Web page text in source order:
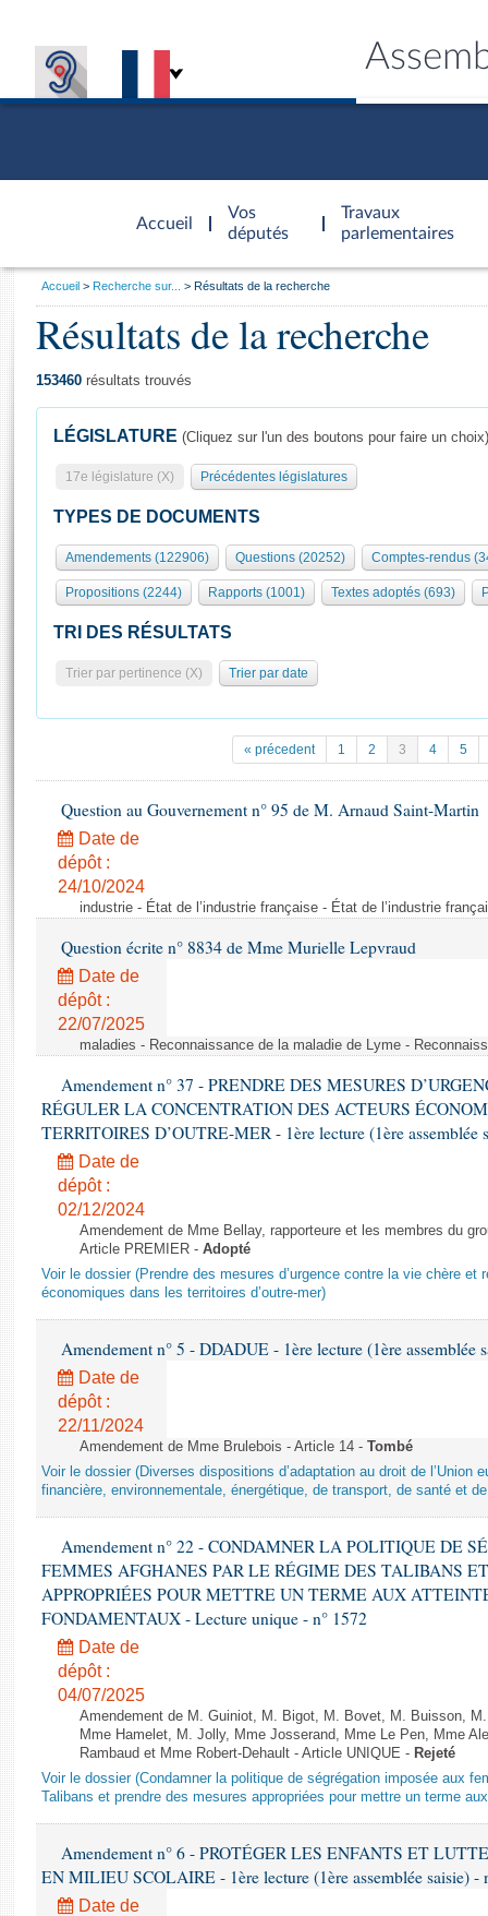
Accueil
d'accueil
Vos
députés
Travaux
parlementaires
Présidence
577 députés
Groupes politiques
Séance publique
Commissions et autres organes
Europe et International
Pétitions
Projets de loi
Propositions de loi
Amendements
Textes adoptés
Rapports d'information
Rapports d'enquête
Rapports législatifs
Dossiers législatifs
Budget et sécurité sociale
Questions écrites et orales
Comptes rendus des débats
Général
Rôle et pouvoirs de l'Assemblée
Organisation de l'Assemblée
Présidence Conférence des Présidents Bureau Collège des
Statistiques et chiffres clés
Documents de référence
( Constitution | Règlement de l'Assemblée ... )
Histoire
Juniors
Anciennes législatures
Liens vers les sites publics
Visiter l'Assemblée
Visite virtuelle du palais Bourbon
Assister à une séance
Contacts et plan d'accès
Photos libres de droit
Vous
Accueil Recherche sur... Résultats de la recherche
Résultats de la recherche
153460 résultats trouvés
LÉGISLATURE (Cliquez sur l'un des boutons pour faire un choix)
17e législature (X) Précédentes législatures
TYPES DE DOCUMENTS
Amendements (122906) Questions (20252) Comptes-rendus
Propositions (2244) Rapports (1001) Textes adoptés (693)
TRI DES RÉSULTATS
Trier par pertinence (X) Trier par date
« précedent 1 2 3 4 5
Question au Gouvernement n° 95 de M. Arnaud Saint-Martin
Date de
dépôt :
24/10/2024
industrie - État de l’industrie française - État de l’industrie
Question écrite n° 8834 de Mme Murielle Lepvraud
Date de
dépôt :
22/07/2025
maladies - Reconnaissance de la maladie de Lyme -
Amendement n° 37 - PRENDRE DES MESURES
RÉGULER LA CONCENTRATION DES ACTEURS
TERRITOIRES D’OUTRE-MER - 1ère lecture (1ère assemblée
Date de
dépôt :
02/12/2024
Amendement de Mme Bellay, rapporteure et les membres du
Article PREMIER - Adopté
Voir le dossier (Prendre des mesures d’urgence contre la vie chère et
économiques dans les territoires d’outre-mer)
Amendement n° 5 - DDADUE - 1ère lecture (1ère assemblée
Date de
dépôt :
22/11/2024
Amendement de Mme Brulebois - Article 14 - Tombé
Voir le dossier (Diverses dispositions d’adaptation au droit de l’Union
financière, environnementale, énergétique, de transport, de santé et
Amendement n° 22 - CONDAMNER LA POLITIQUE DE
FEMMES AFGHANES PAR LE RÉGIME DES TALIBANS
APPROPRIÉES POUR METTRE UN TERME AUX
FONDAMENTAUX - Lecture unique - n° 1572
Date de
dépôt :
04/07/2025
Amendement de M. Guiniot, M. Bigot, M. Bovet, M. Buisson,
Mme Hamelet, M. Jolly, Mme Josserand, Mme Le Pen, Mme
Rambaud et Mme Robert-Dehault - Article UNIQUE - Rejeté
Voir le dossier (Condamner la politique de ségrégation imposée aux
Talibans et prendre des mesures appropriées pour mettre un terme
Amendement n° 6 - PROTÉGER LES ENFANTS ET
EN MILIEU SCOLAIRE - 1ère lecture (1ère assemblée saisie) -
Date de